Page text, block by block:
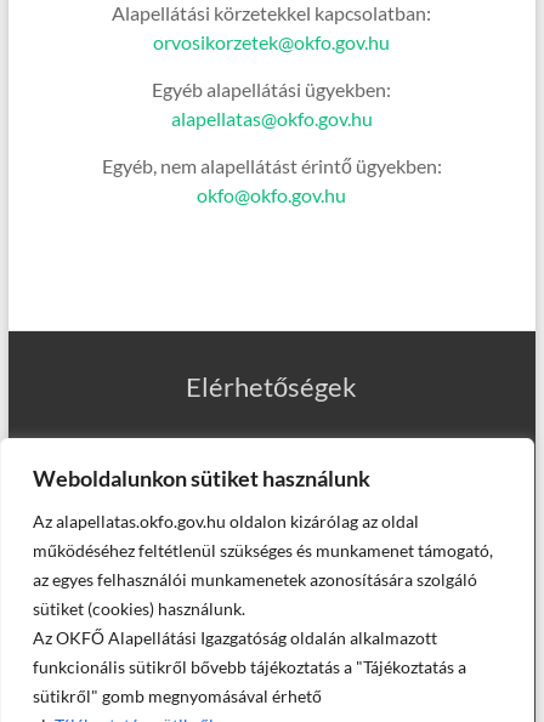
Weboldalunkon sütiket használunk
Az alapellatas.okfo.gov.hu oldalon kizárólag az oldal
működéséhez feltétlenül szükséges és munkamenet támogató,
az egyes felhasználói munkamenetek azonosítására szolgáló
sütiket (cookies) használunk.
Az OKFŐ Alapellátási Igazgatóság oldalán alkalmazott
funkcionális sütikről bővebb tájékoztatás a "Tájékoztatás a
sütikről" gomb megnyomásával érhető
Alapellátási körzetekkel kapcsolatban:
orvosikorzetek@okfo.gov.hu
Egyéb alapellátási ügyekben:
alapellatas@okfo.gov.hu
Egyéb, nem alapellátást érintő ügyekben:
okfo@okfo.gov.hu
Elérhetőségek
Munkatársaink
Helyettesítő háziorvosaink